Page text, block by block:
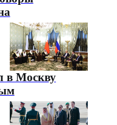
в Москву